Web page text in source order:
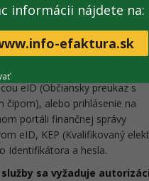
autentifikáciu:Áno,
Na použitie elektronickej verzie
na ústrednom portáli
eID (Občiansky preukaz s
čipom), alebo prihlásenie na
portáli finančnej správy
eID, KEP (Kvalifikovaný
Identifikátora a hesla.
sa vyžaduje
informácii nájdete na:
efaktura.sk